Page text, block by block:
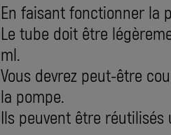
En faisant fonctionner la
Le tube doit être
ml.
Vous devrez peut-être
la pompe.
Ils peuvent être réutilisés